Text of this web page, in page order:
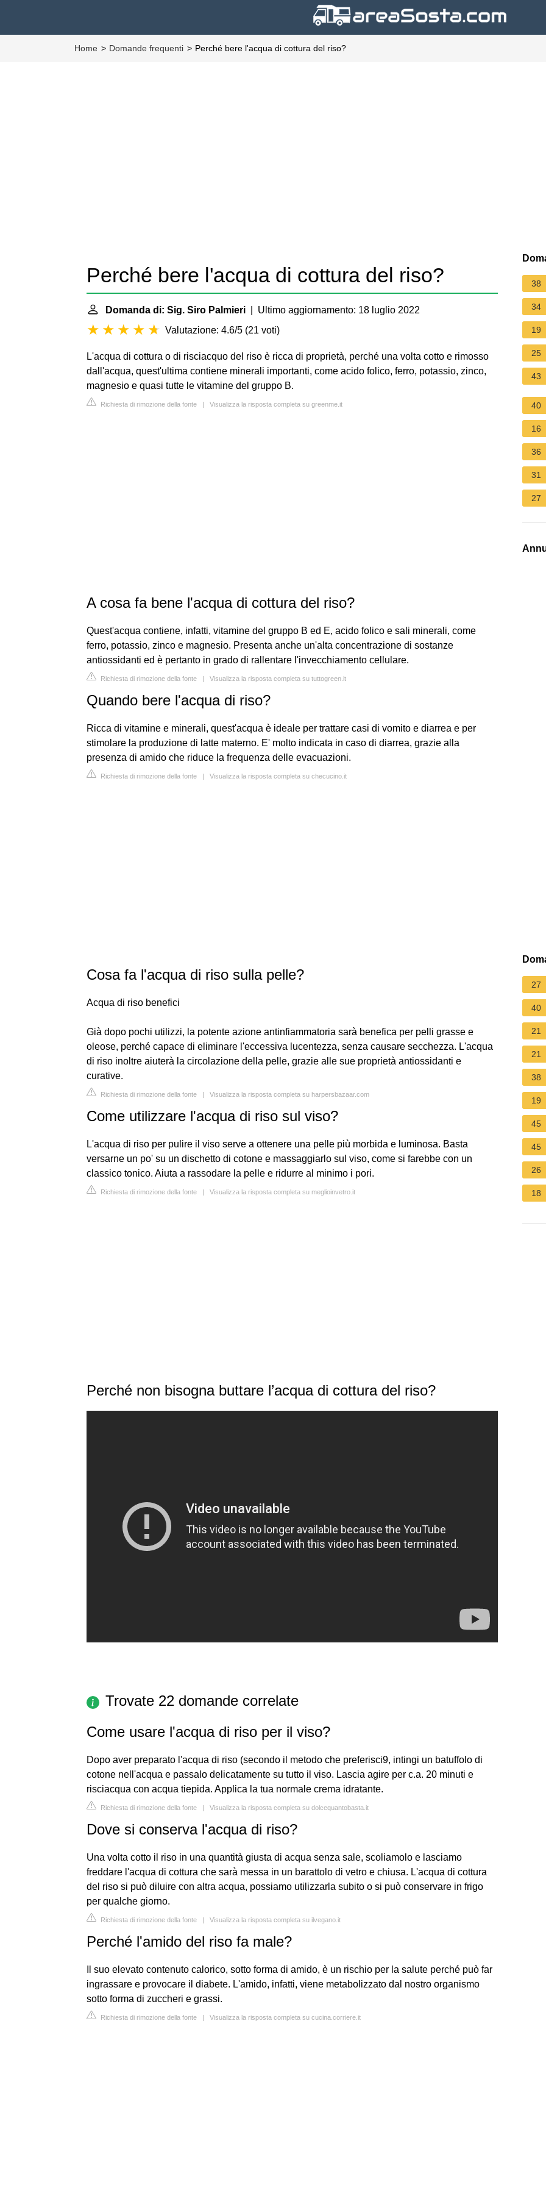
Home Domande frequenti Perché bere l'acqua di cottura del riso?
Perché bere l'acqua di cottura del riso?
Domanda di: Sig. Siro Palmieri | Ultimo aggiornamento: 18 luglio 2022
Valutazione: 4.6/5 (21 voti)
L'acqua di cottura o di risciacquo del riso è ricca di proprietà, perché una volta cotto e rimosso
dall'acqua, quest'ultima contiene minerali importanti, come acido folico, ferro, potassio, zinco,
magnesio e quasi tutte le vitamine del gruppo B.
Richiesta di rimozione della fonte | Visualizza la risposta completa su greenme.it
A cosa fa bene l'acqua di cottura del riso?
Quest'acqua contiene, infatti, vitamine del gruppo B ed E, acido folico e sali minerali, come
ferro, potassio, zinco e magnesio. Presenta anche un'alta concentrazione di sostanze
antiossidanti ed è pertanto in grado di rallentare l'invecchiamento cellulare.
Richiesta di rimozione della fonte | Visualizza la risposta completa su tuttogreen.it
Quando bere l'acqua di riso?
Ricca di vitamine e minerali, quest'acqua è ideale per trattare casi di vomito e diarrea e per
stimolare la produzione di latte materno. E' molto indicata in caso di diarrea, grazie alla
presenza di amido che riduce la frequenza delle evacuazioni.
Richiesta di rimozione della fonte | Visualizza la risposta completa su checucino.it
Cosa fa l'acqua di riso sulla pelle?
Acqua di riso benefici
Già dopo pochi utilizzi, la potente azione antinfiammatoria sarà benefica per pelli grasse e
oleose, perché capace di eliminare l'eccessiva lucentezza, senza causare secchezza. L'acqua
di riso inoltre aiuterà la circolazione della pelle, grazie alle sue proprietà antiossidanti e
curative.
Richiesta di rimozione della fonte | Visualizza la risposta completa su harpersbazaar.com
Come utilizzare l'acqua di riso sul viso?
L'acqua di riso per pulire il viso serve a ottenere una pelle più morbida e luminosa. Basta
versarne un po' su un dischetto di cotone e massaggiarlo sul viso, come si farebbe con un
classico tonico. Aiuta a rassodare la pelle e ridurre al minimo i pori.
Richiesta di rimozione della fonte | Visualizza la risposta completa su meglioinvetro.it
Perché non bisogna buttare l’acqua di cottura del riso?
Trovate 22 domande correlate
Come usare l'acqua di riso per il viso?
Dopo aver preparato l'acqua di riso (secondo il metodo che preferisci9, intingi un batuffolo di
cotone nell'acqua e passalo delicatamente su tutto il viso. Lascia agire per c.a. 20 minuti e
risciacqua con acqua tiepida. Applica la tua normale crema idratante.
Richiesta di rimozione della fonte | Visualizza la risposta completa su dolcequantobasta.it
Dove si conserva l'acqua di riso?
Una volta cotto il riso in una quantità giusta di acqua senza sale, scoliamolo e lasciamo
freddare l'acqua di cottura che sarà messa in un barattolo di vetro e chiusa. L'acqua di cottura
del riso si può diluire con altra acqua, possiamo utilizzarla subito o si può conservare in frigo
per qualche giorno.
Richiesta di rimozione della fonte | Visualizza la risposta completa su ilvegano.it
Perché l'amido del riso fa male?
Il suo elevato contenuto calorico, sotto forma di amido, è un rischio per la salute perché può far
ingrassare e provocare il diabete. L'amido, infatti, viene metabolizzato dal nostro organismo
sotto forma di zuccheri e grassi.
Richiesta di rimozione della fonte | Visualizza la risposta completa su cucina.corriere.it
38
34
19
25
43
40
16
36
31
27
27
40
21
21
38
19
45
45
26
18